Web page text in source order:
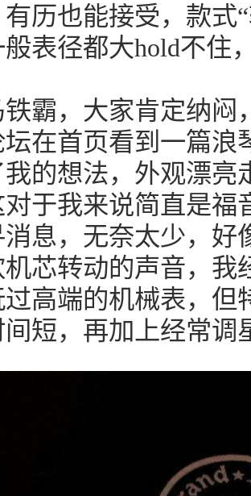
历也能接受，款式
表径都大hold不住
铁霸，大家肯定纳
坛在首页看到一篇
的想法，外观漂亮
于我来说简直是福
消息，无奈太少，
芯转动的声音，我
高端的机械表，但
间短，再加上经常